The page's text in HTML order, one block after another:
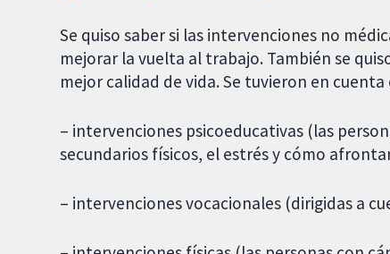
Se quiso saber si las intervenciones no
mejorar la vuelta al trabajo. También se
mejor calidad de vida. Se tuvieron en
– intervenciones psicoeducativas (las
secundarios físicos, el estrés y cómo
– intervenciones vocacionales (dirigidas a